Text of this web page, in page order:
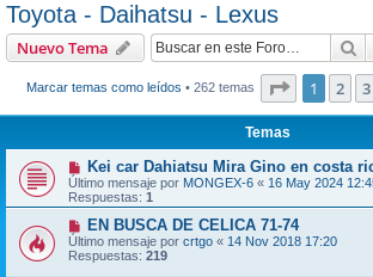
Toyota - Daihatsu - Lexus
Nuevo Tema
Marcar temas como leídos • 262 temas Página de
1 2 3
Temas
Kei car Dahiatsu Mira Gino en costa
Último mensaje por MONGEX-6 « 16 May 2024
Respuestas: 1
EN BUSCA DE CELICA 71-74
Último mensaje por crtgo « 14 Nov 2018 17:20
Respuestas: 219